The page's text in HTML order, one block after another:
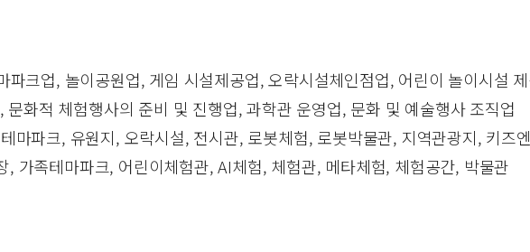
파크업, 놀이공원업, 게임 시설제공업, 오락시설체인점업, 어린이 놀이시설
문화적 체험행사의 준비 및 진행업, 과학관 운영업, 문화 및 예술행사 조직업
마파크, 유원지, 오락시설, 전시관, 로봇체험, 로봇박물관, 지역관광지, 키즈
, 가족테마파크, 어린이체험관, AI체험, 체험관, 메타체험, 체험공간, 박물관